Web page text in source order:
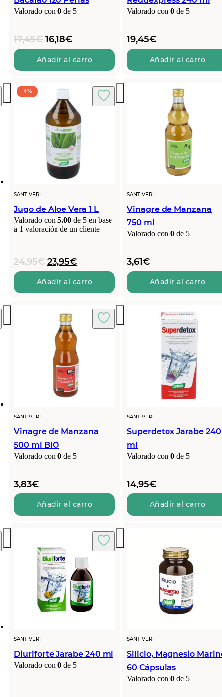
Valorado con 0 de 5
17,45€ El
precio
original
era:
16,18€El
precio
actual
es:
Añadir al carro
Valorado con 0 de 5
19,45€
Añadir al carro
-4%
SANTIVERI
Jugo de Aloe Vera 1 L
Valorado con 5.00 de 5 en base
a 1 valoración de un cliente
24,95€ El
precio
original
era:
23,95€El
precio
actual
es:
Añadir al carro
SANTIVERI
Vinagre de Manzana
750 ml
Valorado con 0 de 5
3,61€
Añadir al carro
SANTIVERI
Vinagre de Manzana
500 ml BIO
Valorado con 0 de 5
3,83€
Añadir al carro
SANTIVERI
Superdetox Jarabe 240
ml
Valorado con 0 de 5
14,95€
Añadir al carro
SANTIVERI
Diuriforte Jarabe 240 ml
Valorado con 0 de 5
SANTIVERI
Silicio, Magnesio
60 Cápsulas
Valorado con 0 de 5